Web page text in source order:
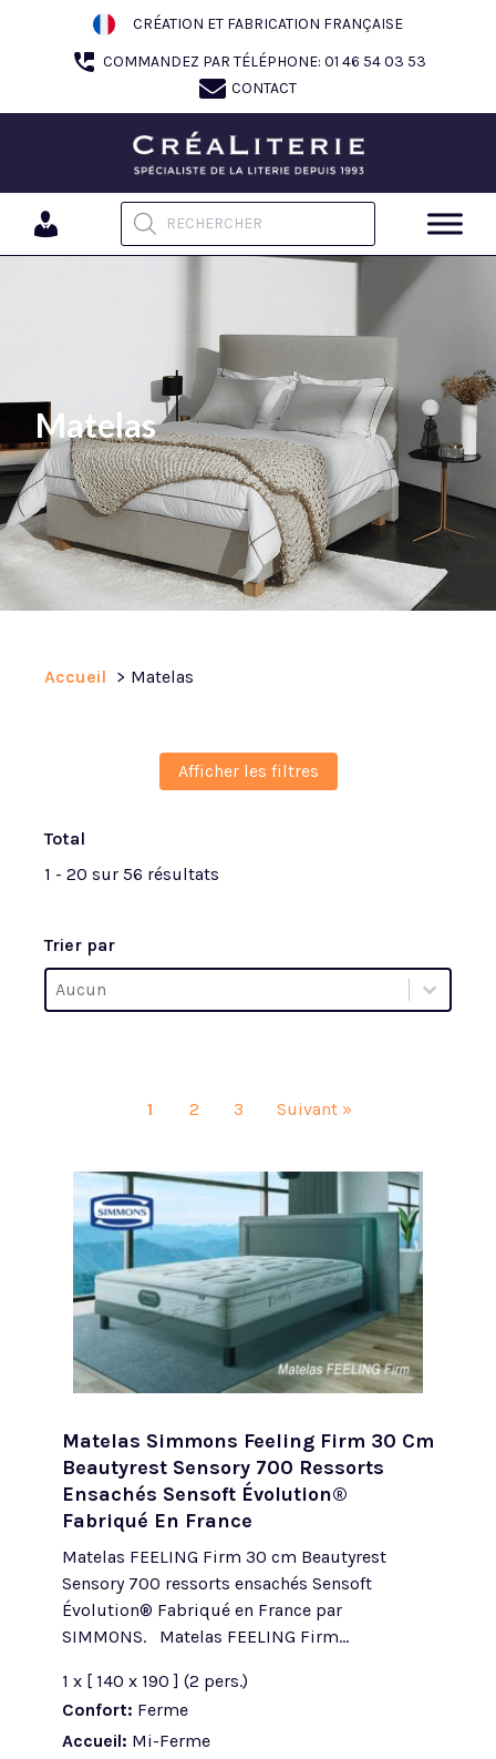
CRÉATION ET FABRICATION FRANÇAISE
COMMANDEZ PAR TÉLÉPHONE: 01 46 54 03 53
CONTACT
Recherche de produits
Matelas
Accueil Matelas
Afficher les filtres
Total
1 - 20 sur 56 résultats
Trier par
Trier par
Trier par
Trier par
1 2 3 Suivant »
Matelas Simmons Feeling Firm 30 Cm
Beautyrest Sensory 700 Ressorts
Ensachés Sensoft Évolution®
Fabriqué En France
Matelas FEELING Firm 30 cm Beautyrest
Sensory 700 ressorts ensachés Sensoft
Évolution® Fabriqué en France par
SIMMONS. Matelas FEELING Firm...
1 x [ 140 x 190 ] (2 pers.)
Confort: Ferme
Accueil: Mi-Ferme